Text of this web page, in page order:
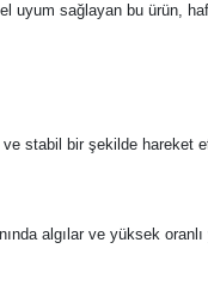
sağlayan bu ürün,
stabil bir şekilde
algılar ve yüksek